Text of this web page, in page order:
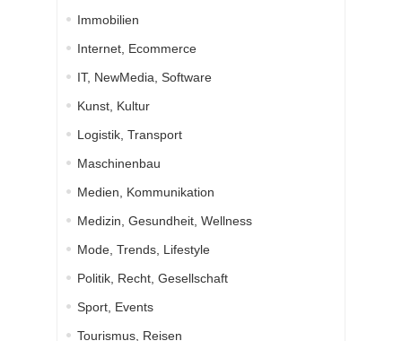
Immobilien
Internet, Ecommerce
IT, NewMedia, Software
Kunst, Kultur
Logistik, Transport
Maschinenbau
Medien, Kommunikation
Medizin, Gesundheit, Wellness
Mode, Trends, Lifestyle
Politik, Recht, Gesellschaft
Sport, Events
Tourismus, Reisen